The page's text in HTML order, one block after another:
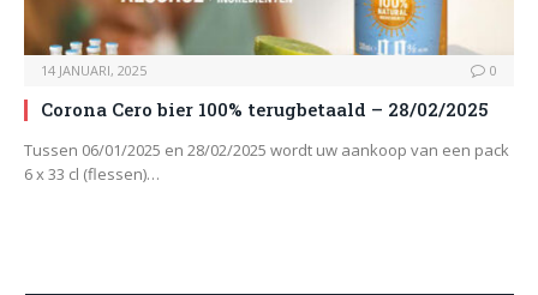
14 JANUARI, 2025 0
Corona Cero bier 100% terugbetaald – 28/02/2025
Tussen 06/01/2025 en 28/02/2025 wordt uw aankoop van een pack
6 x 33 cl (flessen)…